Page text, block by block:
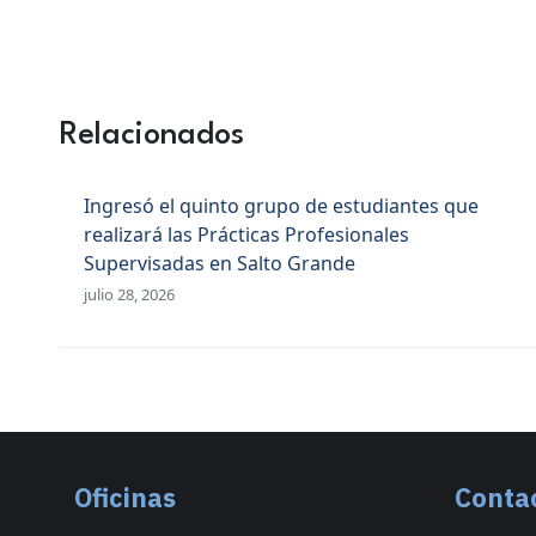
Relacionados
Ingresó el quinto grupo de estudiantes que
realizará las Prácticas Profesionales
Supervisadas en Salto Grande
julio 28, 2026
Oficinas